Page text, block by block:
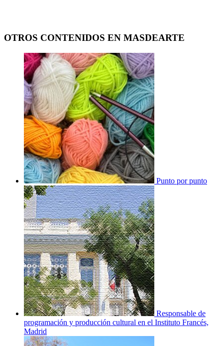
OTROS CONTENIDOS EN MASDEARTE
Punto por punto
Responsable de
programación y producción cultural en el Instituto Francés,
Madrid